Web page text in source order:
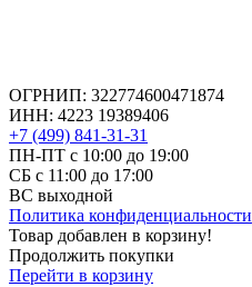
ОГРНИП: 322774600471874
ИНН: 4223 19389406
+7 (499) 841-31-31
ПН-ПТ с 10:00 до 19:00
СБ c 11:00 до 17:00
ВС выходной
Политика конфиденциальности
Товар добавлен в корзину!
Продолжить покупки
Перейти в корзину